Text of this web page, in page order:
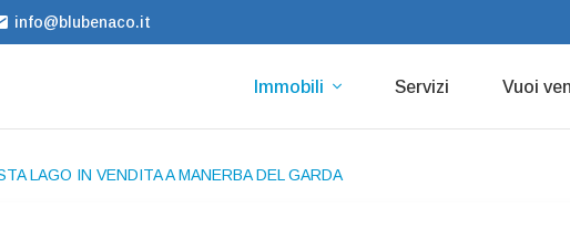
info@blubenaco.it
Immobili Servizi Vuoi
LAGO IN VENDITA A MANERBA DEL GARDA